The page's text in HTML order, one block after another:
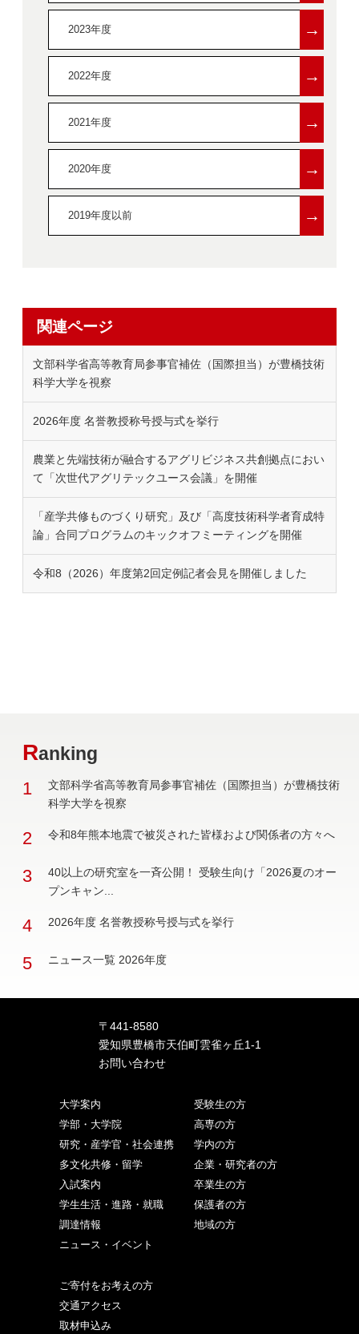
2023年度 →
2022年度 →
2021年度 →
2020年度 →
2019年度以前 →
関連ページ
文部科学省高等教育局参事官補佐（国際担当）が豊橋技術
科学大学を視察
2026年度 名誉教授称号授与式を挙行
農業と先端技術が融合するアグリビジネス共創拠点におい
て「次世代アグリテックユース会議」を開催
「産学共修ものづくり研究」及び「高度技術科学者育成特
論」合同プログラムのキックオフミーティングを開催
令和8（2026）年度第2回定例記者会見を開催しました
Ranking
1
文部科学省高等教育局参事官補佐（国際担当）が豊橋技術
科学大学を視察
2 令和8年熊本地震で被災された皆様および関係者の方々へ
3
40以上の研究室を一斉公開！ 受験生向け「2026夏のオー
プンキャン...
4 2026年度 名誉教授称号授与式を挙行
5 ニュース一覧 2026年度
〒441-8580
愛知県豊橋市天伯町雲雀ヶ丘1-1
お問い合わせ
大学案内
学部・大学院
研究・産学官・社会連携
多文化共修・留学
入試案内
学生生活・進路・就職
調達情報
ニュース・イベント
受験生の方
高専の方
学内の方
企業・研究者の方
卒業生の方
保護者の方
地域の方
ご寄付をお考えの方
交通アクセス
取材申込み